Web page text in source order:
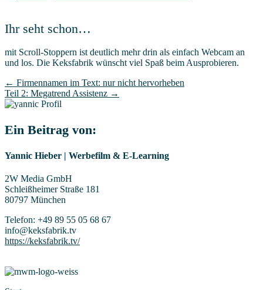
Ihr seht schon…
mit Scroll-Stop­pern ist deut­lich mehr drin als ein­fach Web­cam an
und los. Die Keks­fa­brik wünscht viel Spaß beim Ausprobieren.
Marketing-
Blog
← Fir­men­na­men im Text: nur nicht hervorheben
Teil 2: Mega­trend Assistenz →
Ein Beitrag von:
Yannic Hieber | Werbefilm & E‑Learning
2W Media GmbH
Schleißheimer Straße 181
80797 München
Telefon: +49 89 55 05 68 67
info@keksfabrik.tv
https://keksfabrik.tv/